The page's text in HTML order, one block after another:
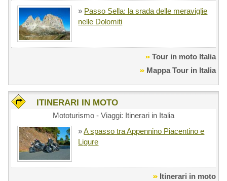
» Passo Sella: la srada delle meraviglie
nelle Dolomiti
Tour in moto Italia
Mappa Tour in Italia
ITINERARI IN MOTO
Mototurismo - Viaggi: Itinerari in Italia
»A spasso tra Appennino Piacentino e
Ligure
Itinerari in moto